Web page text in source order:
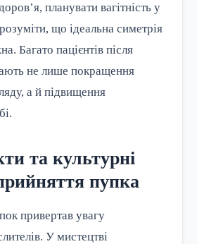
планувати вагітність у
що ідеальна симетрія
Багато пацієнтів після
не лише покращення
а й підвищення
та культурні
пупка
привертав увагу
У мистецтві